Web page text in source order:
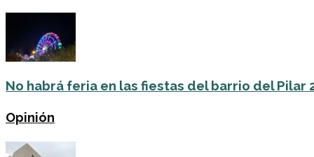
No habrá feria en las fiestas del barrio del Pilar
Opinión